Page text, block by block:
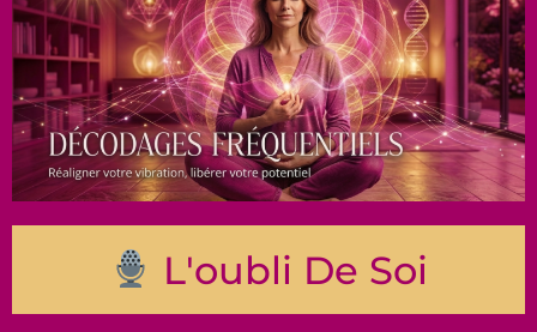
L'oubli De Soi